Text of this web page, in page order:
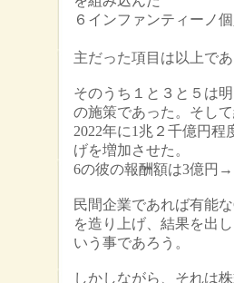
６インファンティーノ
主だった項目は以上であ
そのうち１と３と５は
の施策であった。そし
2022年に1兆２千億円
げを増加させた。
6の彼の報酬額は3億円
民間企業であれば有能
を造り上げ、結果を出
いう事であろう。
しかしながら、それは